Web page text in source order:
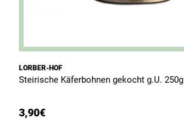
LORBER-HOF
Steirische Käferbohnen gekocht g.U. 250g
3,90€